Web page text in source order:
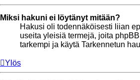
Miksi hakuni ei löytänyt mitään?
Hakusi oli todennäköisesti liian
useita yleisiä termejä, joita
tarkempi ja käytä Tarkennetun
Ylös